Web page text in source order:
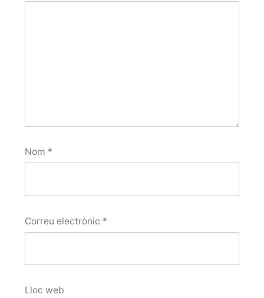
Nom *
Correu electrònic *
Lloc web